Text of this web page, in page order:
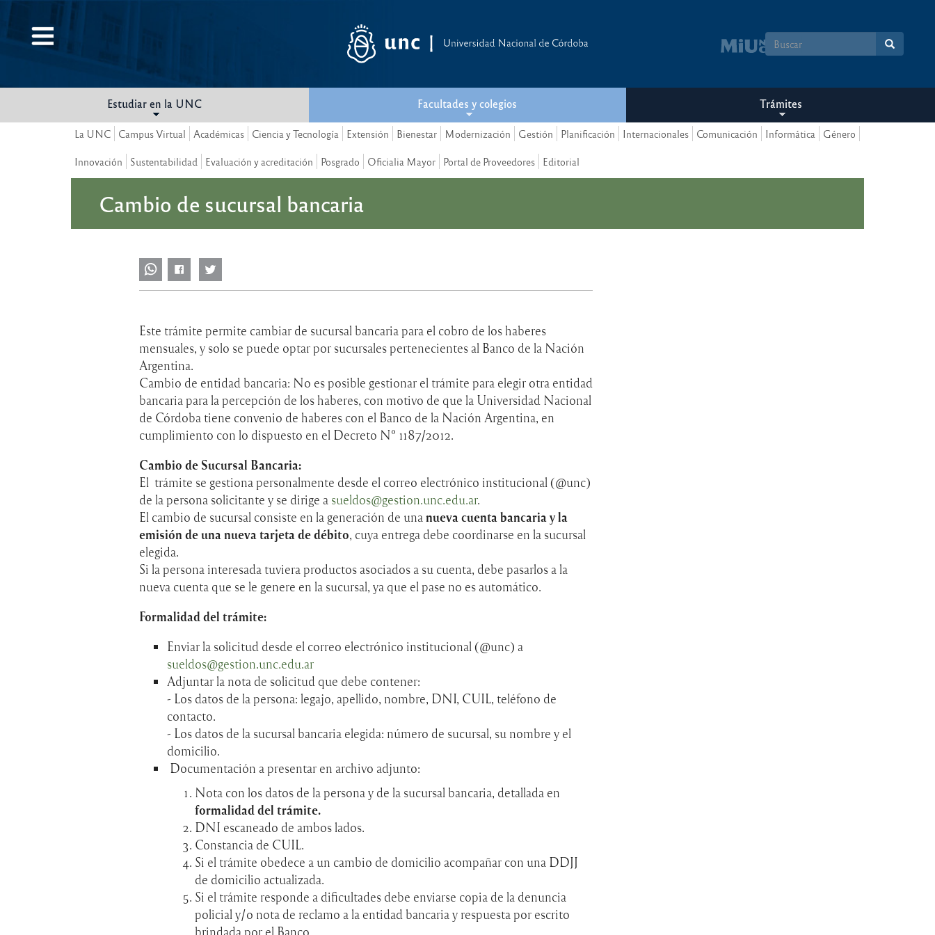
Pasar
contenido
Formulario
búsqueda
Estudiar en la UNC Facultades y colegios Trámites
La UNC Campus Virtual Académicas Ciencia y Tecnología Extensión Bienestar Modernización Gestión Planificación Internacionales Comunicación Informática Género
Innovación Sustentabilidad Evaluación y acreditación Posgrado Oficialia Mayor Portal de Proveedores Editorial
Cambio de sucursal bancaria
Este trámite permite cambiar de sucursal bancaria para el cobro de los haberes
mensuales, y solo se puede optar por sucursales pertenecientes al Banco de la Nación
Argentina.
Cambio de entidad bancaria: No es posible gestionar el trámite para elegir otra entidad
bancaria para la percepción de los haberes, con motivo de que la Universidad Nacional
de Córdoba tiene convenio de haberes con el Banco de la Nación Argentina, en
cumplimiento con lo dispuesto en el Decreto N° 1187/2012.
Cambio de Sucursal Bancaria:
El trámite se gestiona personalmente desde el correo electrónico institucional (@unc)
de la persona solicitante y se dirige a sueldos@gestion.unc.edu.ar.
El cambio de sucursal consiste en la generación de una nueva cuenta bancaria y la
emisión de una nueva tarjeta de débito, cuya entrega debe coordinarse en la sucursal
elegida.
Si la persona interesada tuviera productos asociados a su cuenta, debe pasarlos a la
nueva cuenta que se le genere en la sucursal, ya que el pase no es automático.
Formalidad del trámite:
Enviar la solicitud desde el correo electrónico institucional (@unc) a
sueldos@gestion.unc.edu.ar
Adjuntar la nota de solicitud que debe contener:
- Los datos de la persona: legajo, apellido, nombre, DNI, CUIL, teléfono de
contacto.
- Los datos de la sucursal bancaria elegida: número de sucursal, su nombre y el
domicilio.
Documentación a presentar en archivo adjunto:
Nota con los datos de la persona y de la sucursal bancaria, detallada en
formalidad del trámite.
DNI escaneado de ambos lados.
Constancia de CUIL.
Si el trámite obedece a un cambio de domicilio acompañar con una DDJJ
de domicilio actualizada.
Si el trámite responde a dificultades debe enviarse copia de la denuncia
policial y/o nota de reclamo a la entidad bancaria y respuesta por escrito
brindada por el Banco.